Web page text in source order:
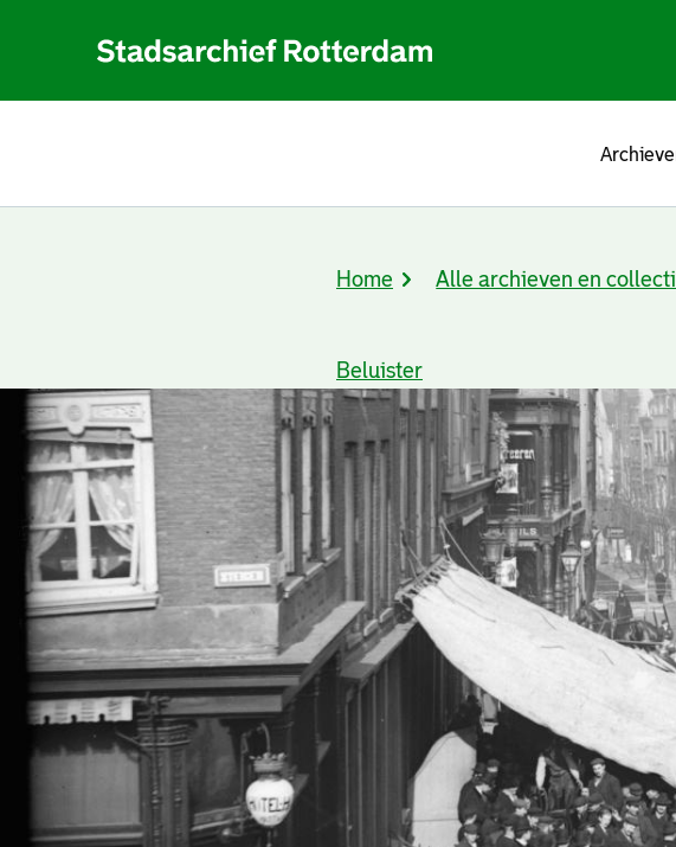
Kruimelpad
Home Alle archieven en
Beluister